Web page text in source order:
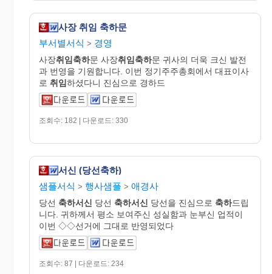
사장 취임 축하문
부서별서식 > 경영
사장취임축하문 사장취임축하문 귀사의 더욱 크신 발전
과 번영을 기원합니다. 이번 정기주주총회에서 대표이사
로 취임하셨다니 진심으로 경하드
조회수: 182 | 다운로드: 330
서신 (당선축하)
샘플서식 > 행사샘플 > 애경사
당선 축하서신 당선 축하서신 당선을 진심으로 축하드립
니다. 귀하께서 평소 보여주신 성실함과 눈부신 업적이
이번 ◇◇선거에 그대로 반영되었다
조회수: 87 | 다운로드: 234